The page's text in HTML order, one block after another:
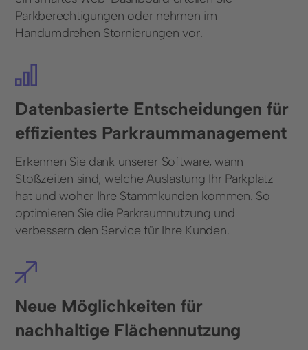
Parkberechtigungen oder nehmen im
Handumdrehen Stornierungen vor.
Datenbasierte Entscheidungen für
effizientes Parkraummanagement
Erkennen Sie dank unserer Software, wann
Stoßzeiten sind, welche Auslastung Ihr Parkplatz
hat und woher Ihre Stammkunden kommen. So
optimieren Sie die Parkraumnutzung und
verbessern den Service für Ihre Kunden.
Neue Möglichkeiten für
nachhaltige Flächennutzung